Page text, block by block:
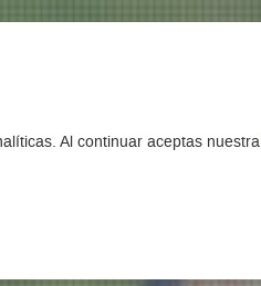
Al continuar aceptas nuestra